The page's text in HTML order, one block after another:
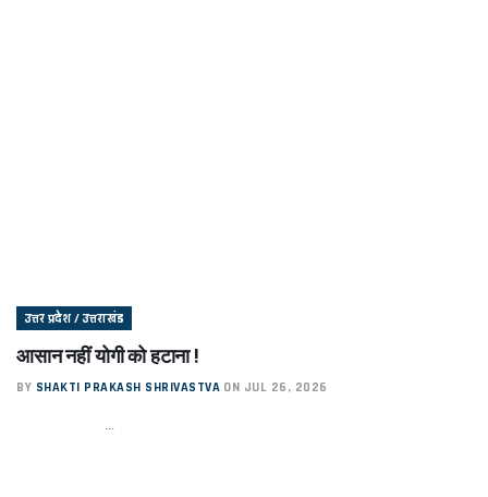
उत्तर प्रदेश / उत्तराखंड
आसान नहीं योगी को हटाना !
BY SHAKTI PRAKASH SHRIVASTVA ON JUL 26, 2026